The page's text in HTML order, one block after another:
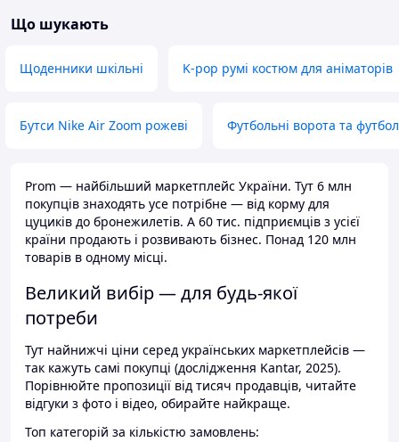
Що шукають
Щоденники шкільні K-pop румі костюм для аніматорів
Бутси Nike Air Zoom рожеві Футбольні ворота та
Prom — найбільший маркетплейс України. Тут 6 млн
покупців знаходять усе потрібне — від корму для
цуциків до бронежилетів. А 60 тис. підприємців з усієї
країни продають і розвивають бізнес. Понад 120 млн
товарів в одному місці.
Великий вибір — для будь-якої
потреби
Тут найнижчі ціни серед українських маркетплейсів —
так кажуть самі покупці (дослідження Kantar, 2025).
Порівнюйте пропозиції від тисяч продавців, читайте
відгуки з фото і відео, обирайте найкраще.
Топ категорій за кількістю замовлень: